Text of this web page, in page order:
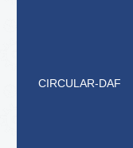
CIRCULAR-DAF